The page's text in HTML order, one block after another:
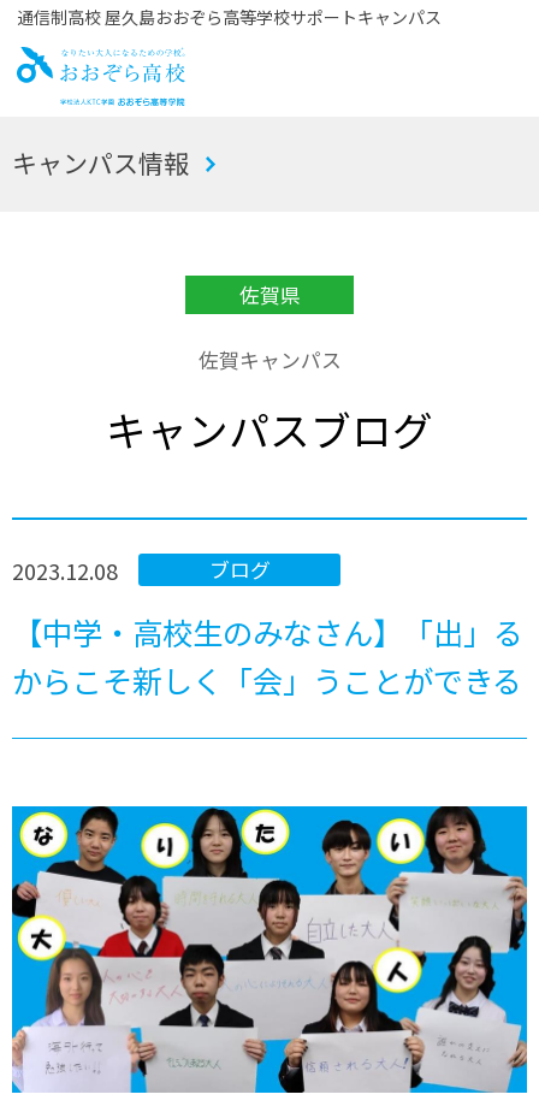
通信制高校 屋久島おおぞら高等学校サポートキャンパス
お
キャンパス情報
佐賀県
佐賀キャンパス
キャンパスブログ
ブログ
2023.12.08
【中学・高校生のみなさん】「出」る
からこそ新しく「会」うことができる